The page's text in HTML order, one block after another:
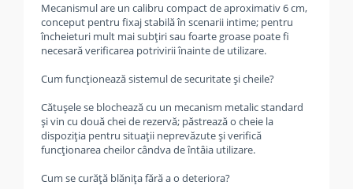
Mecanismul are un calibru compact de aproximativ 6 cm,
conceput pentru fixaj stabilă în scenarii intime; pentru
încheieturi mult mai subțiri sau foarte groase poate fi
necesară verificarea potrivirii înainte de utilizare.
Cum funcționează sistemul de securitate și cheile?
Cătușele se blochează cu un mecanism metalic standard
și vin cu două chei de rezervă; păstrează o cheie la
dispoziția pentru situații neprevăzute și verifică
funcționarea cheilor cândva de întâia utilizare.
Cum se curăță blănița fără a o deteriora?